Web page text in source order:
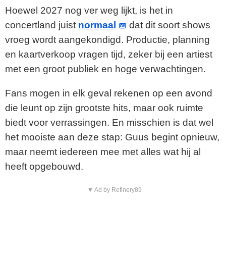
Hoewel 2027 nog ver weg lijkt, is het in
concertland juist normaal
dat dit soort shows
vroeg wordt aangekondigd. Productie, planning
en kaartverkoop vragen tijd, zeker bij een artiest
met een groot publiek en hoge verwachtingen.
Fans mogen in elk geval rekenen op een avond
die leunt op zijn grootste hits, maar ook ruimte
biedt voor verrassingen. En misschien is dat wel
het mooiste aan deze stap: Guus begint opnieuw,
maar neemt iedereen mee met alles wat hij al
heeft opgebouwd.
▼ Ad by Refinery89